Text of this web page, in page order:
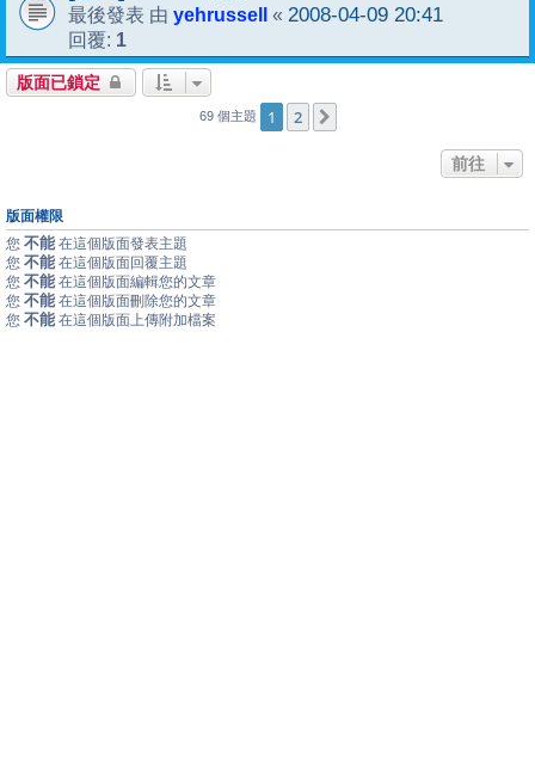
最後發表 由 yehrussell « 2008-04-09 20:41
回覆: 1
版面已鎖定
69 個主題 1 2
前往
版面權限
您 不能 在這個版面發表主題
您 不能 在這個版面回覆主題
您 不能 在這個版面編輯您的文章
您 不能 在這個版面刪除您的文章
您 不能 在這個版面上傳附加檔案